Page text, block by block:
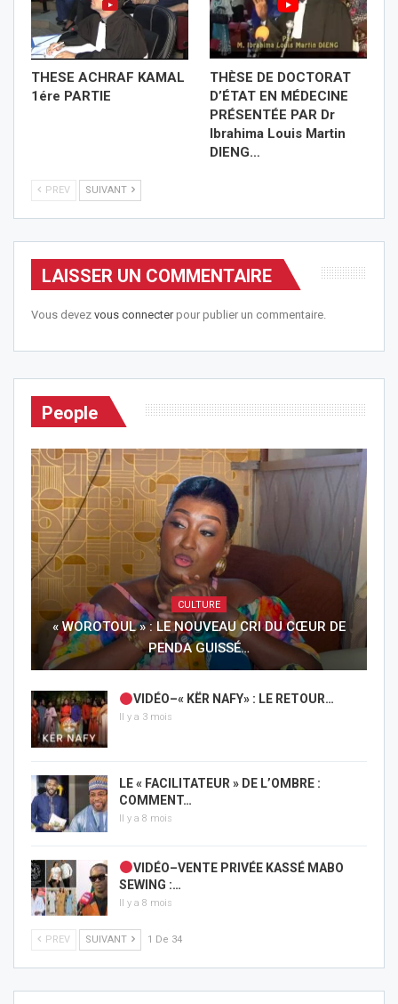
THESE ACHRAF KAMAL
1ére PARTIE
THÈSE DE DOCTORAT
D’ÉTAT EN MÉDECINE
PRÉSENTÉE PAR Dr
Ibrahima Louis Martin
DIENG…
PREV SUIVANT
LAISSER UN COMMENTAIRE
Vous devez vous connecterpour publier un commentaire.
People
CULTURE
« WOROTOUL » : LE NOUVEAU CRI DU CŒUR DE
PENDA GUISSÉ…
VIDÉO–« KËR NAFY» : LE RETOUR…
Il y a 3 mois
LE « FACILITATEUR » DE L’OMBRE :
COMMENT…
Il y a 8 mois
VIDÉO–VENTE PRIVÉE KASSÉ MABO
SEWING :…
Il y a 8 mois
PREV SUIVANT 1 De 34